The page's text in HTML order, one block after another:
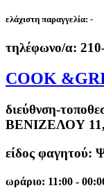
ελάχιστη παραγγελία: -
τηλέφωνο/α:
COOK
διεύθνση-
ΒΕΝΙΖΕΛΟΥ
είδος
ωράριο: 11:00 -